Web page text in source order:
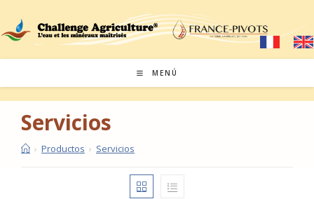
contenido
MENÚ
Servicios
› Productos › Servicios